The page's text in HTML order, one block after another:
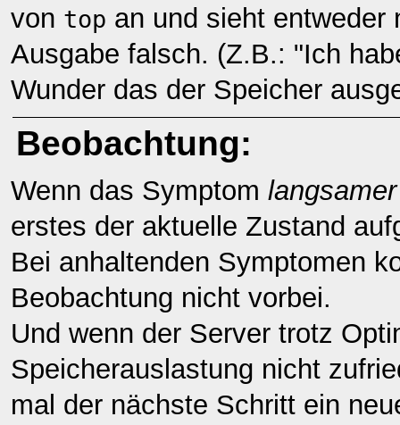
von top an und sieht entweder
Ausgabe falsch. (Z.B.: "Ich
Wunder das der Speicher
Beobachtung:
Wenn das Symptom
erstes der aktuelle Zustand
Bei anhaltenden Symptomen
Beobachtung nicht vorbei.
Und wenn der Server trotz
Speicherauslastung nicht
mal der nächste Schritt ein